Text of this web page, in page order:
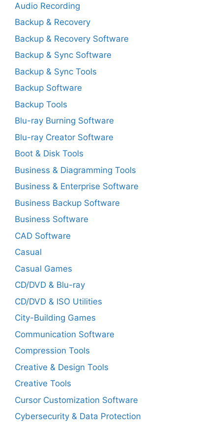
Audio Recording
Backup & Recovery
Backup & Recovery Software
Backup & Sync Software
Backup & Sync Tools
Backup Software
Backup Tools
Blu-ray Burning Software
Blu-ray Creator Software
Boot & Disk Tools
Business & Diagramming Tools
Business & Enterprise Software
Business Backup Software
Business Software
CAD Software
Casual
Casual Games
CD/DVD & Blu-ray
CD/DVD & ISO Utilities
City-Building Games
Communication Software
Compression Tools
Creative & Design Tools
Creative Tools
Cursor Customization Software
Cybersecurity & Data Protection